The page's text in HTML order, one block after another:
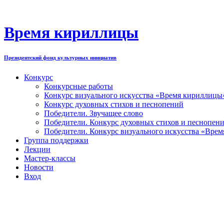
содержимому
Время кириллицы
Президентский фонд культурных инициатив
Конкурс
Конкурсные работы
Конкурс визуального искусства «Время
Конкурс духовных стихов и песнопений
Победители. Звучащее слово
Победители. Конкурс духовных стихов и
Победители. Конкурс визуального искусства
Группа поддержки
Лекции
Мастер-классы
Новости
Вход